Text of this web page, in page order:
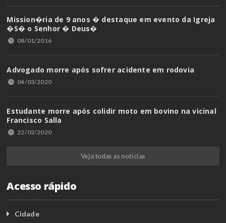
Mission�ria de 9 anos � destaque em evento da Igreja
�S� o Senhor � Deus�
08/01/2016
Advogado morre após sofrer acidente em rodovia
04/03/2020
Estudante morre após colidir moto em bovino na vicinal
Francisco Salla
22/02/2020
Veja todas as notícias
Acesso rápido
Cidade